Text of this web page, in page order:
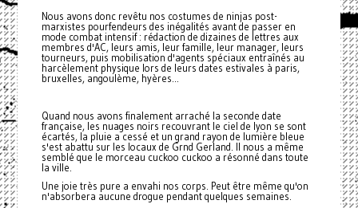
Nous avons donc revêtu nos costumes de ninjas post-
marxistes pourfendeurs des inégalités avant de passer en
mode combat intensif : rédaction de dizaines de lettres aux
membres d'AC, leurs amis, leur famille, leur manager, leurs
tourneurs, puis mobilisation d'agents spéciaux entraînés au
harcèlement physique lors de leurs dates estivales à paris,
bruxelles, angoulème, hyères...
Quand nous avons finalement arraché la seconde date
française, les nuages noirs recouvrant le ciel de lyon se sont
écartés, la pluie a cessé et un grand rayon de lumière bleue
s'est abattu sur les locaux de Grnd Gerland. Il nous a même
semblé que le morceau cuckoo cuckoo a résonné dans toute
la ville.
Une joie très pure a envahi nos corps. Peut être même qu'on
n'absorbera aucune drogue pendant quelques semaines.